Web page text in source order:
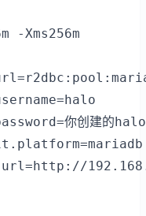
-Xms256m
你创建的halo